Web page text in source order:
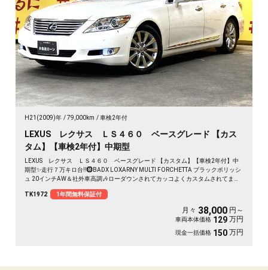
H21(2009)年 79,000km 車検2年付
LEXUS レクサス ＬＳ４６０ ベースグレード 【カス
タム】【車検2年付】中期型
LEXUS レクサス ＬＳ４６０ ベースグレード 【カスタム】【車検2年付】中
期型✨走行７万キロ台‼️🛞BADX LOXARNY MULTI FORCHETTA ブラックポリッシ
ュ 20インチAW＆社外車高調🎶ローダウンされてカッコよくカスタムされてます
１年中快適です😄安心のドライブレコーダー装備✨ ステアリングヒーター装備
✨夜間でも明るいLEDヘッドライト💎LEDフォグランプ✨ 駐車時に便利なブレー
キホールド機能付き💪 🌞純正HDDナビ＆DVD再生可能💎✨
TK1972 1年間無料保証付
月々 38,000 円～
車両本体価格 129 万円
現金一括価格 150 万円